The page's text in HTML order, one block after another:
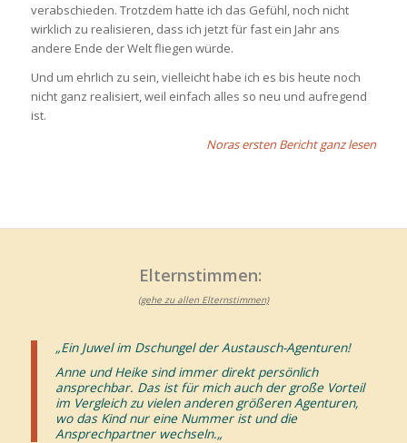
verabschieden. Trotzdem hatte ich das Gefühl, noch nicht
wirklich zu realisieren, dass ich jetzt für fast ein Jahr ans
andere Ende der Welt fliegen würde.
Und um ehrlich zu sein, vielleicht habe ich es bis heute noch
nicht ganz realisiert, weil einfach alles so neu und aufregend
ist.
Noras ersten Bericht ganz lesen
Elternstimmen:
(gehe zu allen Elternstimmen)
„Ein Juwel im Dschungel der Austausch-Agenturen!
Anne und Heike sind immer direkt persönlich
ansprechbar. Das ist für mich auch der große Vorteil
im Vergleich zu vielen anderen größeren Agenturen,
wo das Kind nur eine Nummer ist und die
Ansprechpartner wechseln.„